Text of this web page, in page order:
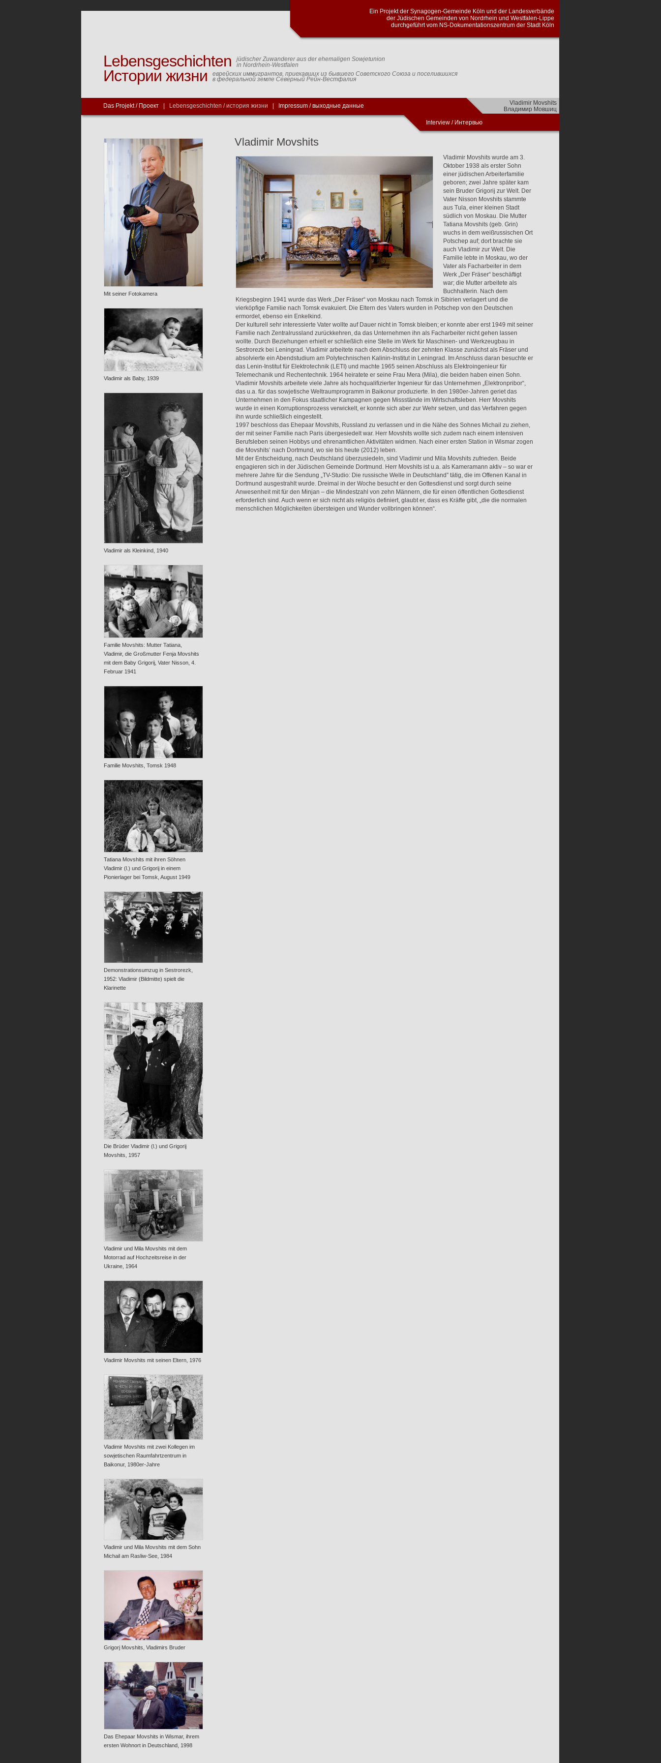
Проект синагогальной общины города Кельна и Земельных союзов еврейских
общин Северного Рейна и Вестфалии-Липпе, проведенный сотрудниками
Кельнского центра документации периода национал-социализма
Lebensgeschichten
jüdischer Zuwanderer aus der ehemaligen Sowjetunion
in Nordrhein-Westfalen
Истории жизни еврейских иммигрантов, приехавших из бывшего Советского Союза и поселившихся
в федеральной земле Северный Рейн-Вестфалия
Das Projekt / Проект Lebensgeschichten / история жизни Impressum / выходные данные
Vladimir Movshits
Владимир Мовшиц
Interview/ Интервью
Mit seiner Fotokamera
Vladimir als Baby, 1939
Vladimir als Kleinkind, 1940
Familie Movshits: Mutter Tatiana,
Vladimir, die Großmutter Fenja Movshits
mit dem Baby Grigorij, Vater Nisson, 4.
Februar 1941
Familie Movshits, Tomsk 1948
Tatiana Movshits mit ihren Söhnen
Vladimir (l.) und Grigorij in einem
Pionierlager bei Tomsk, August 1949
Demonstrationsumzug in Sestrorezk,
1952: Vladimir (Bildmitte) spielt die
Klarinette
Die Brüder Vladimir (l.) und Grigorij
Movshits, 1957
Vladimir und Mila Movshits mit dem
Motorrad auf Hochzeitsreise in der
Ukraine, 1964
Vladimir Movshits mit seinen Eltern, 1976
Vladimir Movshits mit zwei Kollegen im
sowjetischen Raumfahrtzentrum in
Baikonur, 1980er-Jahre
Vladimir und Mila Movshits mit dem Sohn
Michail am Rasliw-See, 1984
Grigorj Movshits, Vladimirs Bruder
Das Ehepaar Movshits in Wismar, ihrem
ersten Wohnort in Deutschland, 1998
Vladimir Movshits
Vladimir Movshits wurde am 3.
Oktober 1938 als erster Sohn
einer jüdischen Arbeiterfamilie
geboren; zwei Jahre später kam
sein Bruder Grigorij zur Welt. Der
Vater Nisson Movshits stammte
aus Tula, einer kleinen Stadt
südlich von Moskau. Die Mutter
Tatiana Movshits (geb. Grin)
wuchs in dem weißrussischen Ort
Potschep auf; dort brachte sie
auch Vladimir zur Welt. Die
Familie lebte in Moskau, wo der
Vater als Facharbeiter in dem
Werk „Der Fräser“ beschäftigt
war; die Mutter arbeitete als
Buchhalterin. Nach dem
Kriegsbeginn 1941 wurde das Werk „Der Fräser“ von Moskau nach Tomsk in Sibirien verlagert und die
vierköpfige Familie nach Tomsk evakuiert. Die Eltern des Vaters wurden in Potschep von den Deutschen
ermordet, ebenso ein Enkelkind.
Der kulturell sehr interessierte Vater wollte auf Dauer nicht in Tomsk bleiben; er konnte aber erst 1949 mit seiner
Familie nach Zentralrussland zurückkehren, da das Unternehmen ihn als Facharbeiter nicht gehen lassen
wollte. Durch Beziehungen erhielt er schließlich eine Stelle im Werk für Maschinen- und Werkzeugbau in
Sestrorezk bei Leningrad. Vladimir arbeitete nach dem Abschluss der zehnten Klasse zunächst als Fräser und
absolvierte ein Abendstudium am Polytechnischen Kalinin-Institut in Leningrad. Im Anschluss daran besuchte er
das Lenin-Institut für Elektrotechnik (LETI) und machte 1965 seinen Abschluss als Elektroingenieur für
Telemechanik und Rechentechnik. 1964 heiratete er seine Frau Mera (Mila), die beiden haben einen Sohn.
Vladimir Movshits arbeitete viele Jahre als hochqualifizierter Ingenieur für das Unternehmen „Elektronpribor“,
das u.a. für das sowjetische Weltraumprogramm in Baikonur produzierte. In den 1980er-Jahren geriet das
Unternehmen in den Fokus staatlicher Kampagnen gegen Missstände im Wirtschaftsleben. Herr Movshits
wurde in einen Korruptionsprozess verwickelt, er konnte sich aber zur Wehr setzen, und das Verfahren gegen
ihn wurde schließlich eingestellt.
1997 beschloss das Ehepaar Movshits, Russland zu verlassen und in die Nähe des Sohnes Michail zu ziehen,
der mit seiner Familie nach Paris übergesiedelt war. Herr Movshits wollte sich zudem nach einem intensiven
Berufsleben seinen Hobbys und ehrenamtlichen Aktivitäten widmen. Nach einer ersten Station in Wismar zogen
die Movshits’ nach Dortmund, wo sie bis heute (2012) leben.
Mit der Entscheidung, nach Deutschland überzusiedeln, sind Vladimir und Mila Movshits zufrieden. Beide
engagieren sich in der Jüdischen Gemeinde Dortmund. Herr Movshits ist u.a. als Kameramann aktiv – so war er
mehrere Jahre für die Sendung „TV-Studio: Die russische Welle in Deutschland” tätig, die im Offenen Kanal in
Dortmund ausgestrahlt wurde. Dreimal in der Woche besucht er den Gottesdienst und sorgt durch seine
Anwesenheit mit für den Minjan – die Mindestzahl von zehn Männern, die für einen öffentlichen Gottesdienst
erforderlich sind. Auch wenn er sich nicht als religiös definiert, glaubt er, dass es Kräfte gibt, „die die normalen
menschlichen Möglichkeiten übersteigen und Wunder vollbringen können“.